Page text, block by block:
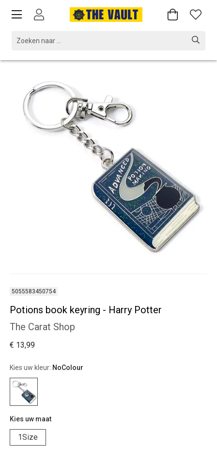
5055583450754
Potions book keyring - Harry Potter
The Carat Shop
€ 13,99
Kies uw kleur: NoColour
Kies uw maat
1Size